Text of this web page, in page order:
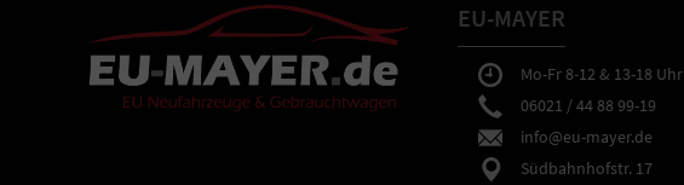
EU-MAYER
Mo-Fr 8-12 & 13-18 Uhr
06021 / 44 88 99-19
info@eu-mayer.de
Südbahnhofstr. 17